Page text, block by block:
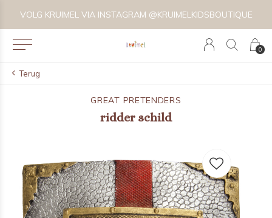
0
VOLG KRUIMEL VIA INSTAGRAM @KRUIMELKIDSBOUTIQUE
Terug
GREAT PRETENDERS
ridder schild